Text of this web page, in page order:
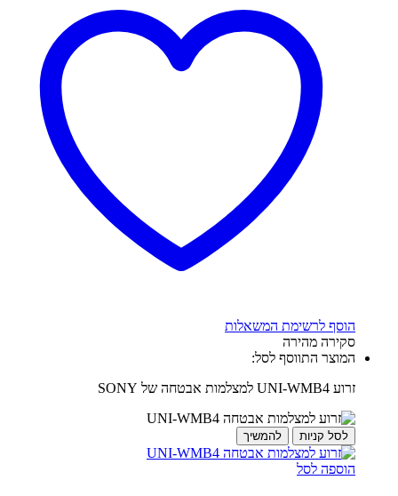
הוסף לרשימת המשאלות
סקירה מהירה
המוצר התווסף לסל:
זרוע UNI-WMB4 למצלמות אבטחה של SONY
לסל קניות להמשיך
הוספה לסל